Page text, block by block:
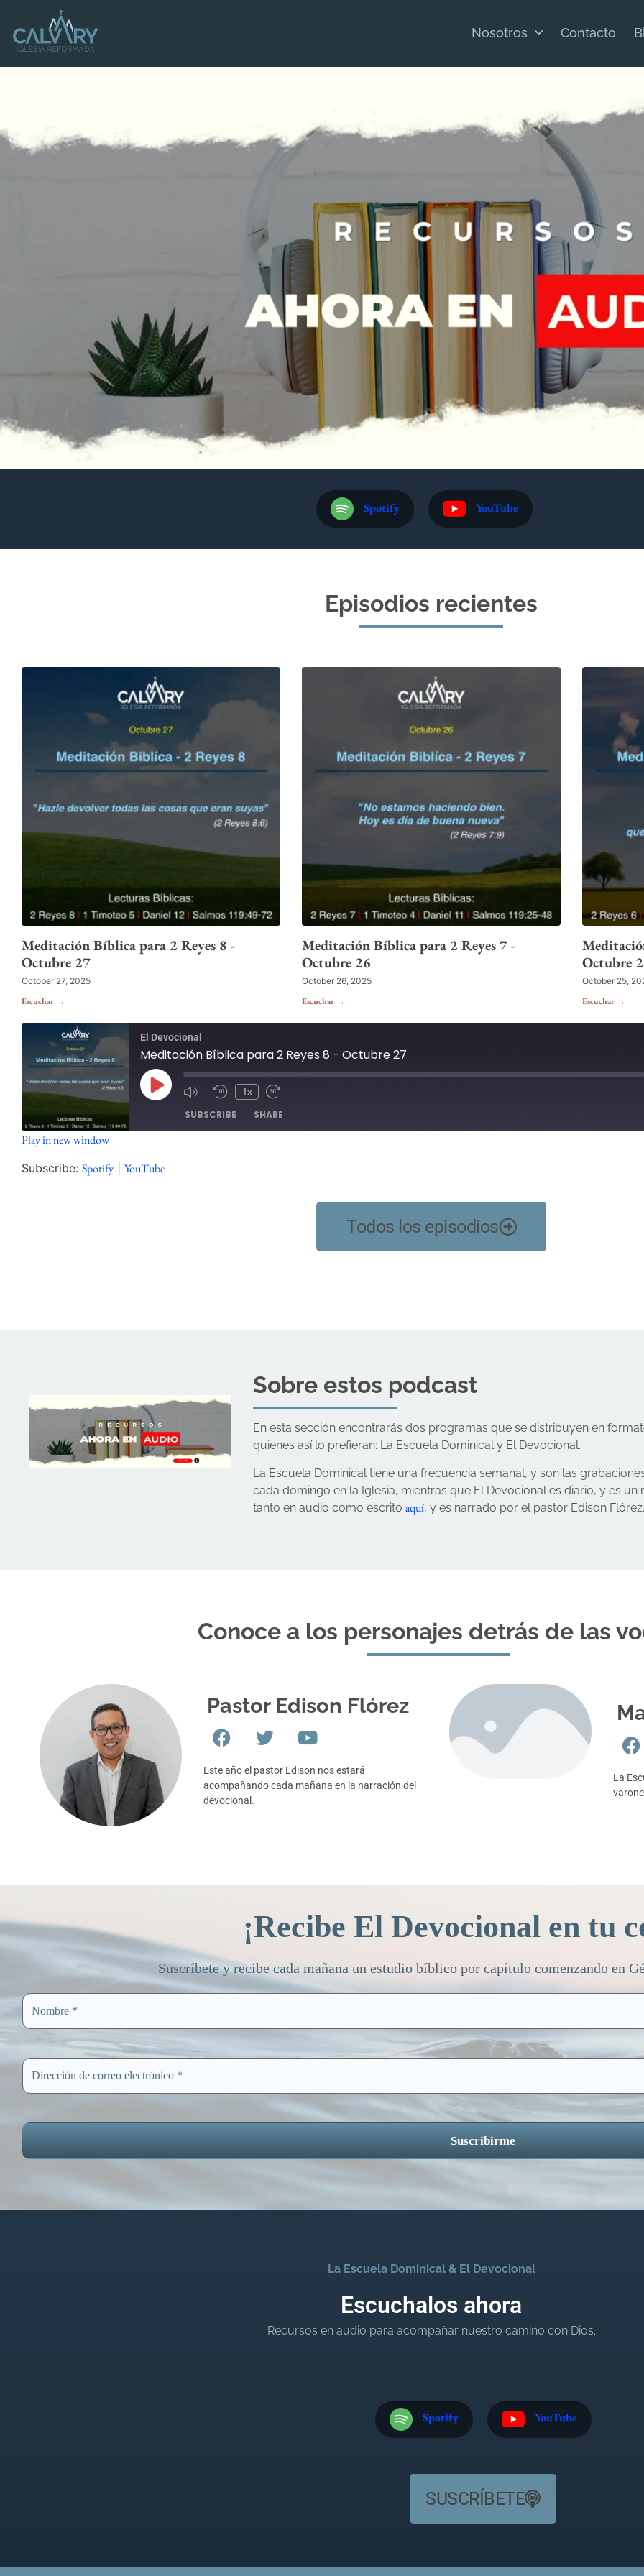
Nosotros Contacto
Spotify YouTube
Episodios recientes
Meditación Bíblica para 2 Reyes 8 -
Octubre 27
October 27, 2025
Escuchar →
Meditación Bíblica para 2 Reyes 7 -
Octubre 26
October 26, 2025
Escuchar →
Octubre
October 25,
Escuchar →
El Devocional
Meditación Bíblica para 2 Reyes 8 - Octubre 27
1x
SUBSCRIBE SHARE
SHARE
Play in new window
Subscribe: Spotify YouTube
Todos los episodios
Sobre estos podcast
En esta sección encontrarás dos programas que se distribuyen en
quienes así lo prefieran: La Escuela Dominical y El Devocional.
La Escuela Dominical tiene una frecuencia semanal, y son las
cada domingo en la Iglesia, mientras que El Devocional es diario, y es
tanto en audio como escrito aquí, y es narrado por el pastor Edison Flórez.
Conoce a los personajes detrás de las
Pastor Edison Flórez
Este año el pastor Edison nos estará
acompañando cada mañana en la narración del
devocional.
La
¡Recibe El Devocional en tu
Suscríbete y recibe cada mañana un estudio bíblico por capítulo comenzando en
La Escuela Dominical & El Devocional
Escuchalos ahora
Recursos en audio para acompañar nuestro camino con Dios.
Spotify YouTube
SUSCRÍBETE